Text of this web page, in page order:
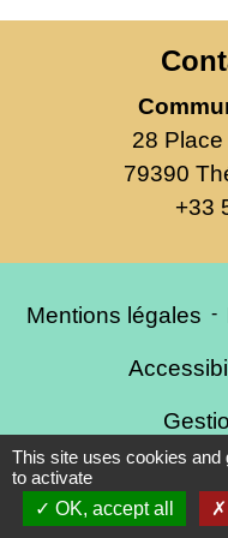
28
79390
+33
Mentions légales -
Site créé en
This site uses cookies
to activate
OK, accept all